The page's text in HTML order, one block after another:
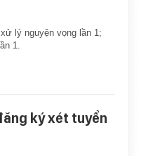
lý nguyện vọng lần 1;
1.
ký xét tuyển